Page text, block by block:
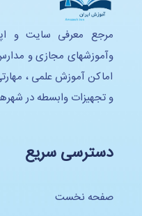
مرجع معرفی سایت و
وآموزشهای مجازی و
اماکن آموزش علمی ،
و تجهیزات وابسطه در
دسترسی سریع
صفحه نخست